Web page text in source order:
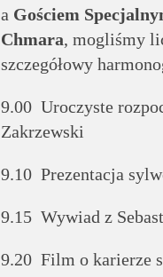
a Gościem
Chmara, mogliśmy
szczegółowy
9.00 Uroczyste
Zakrzewski
9.10 Prezentacja
9.15 Wywiad z
9.20 Film o karierze